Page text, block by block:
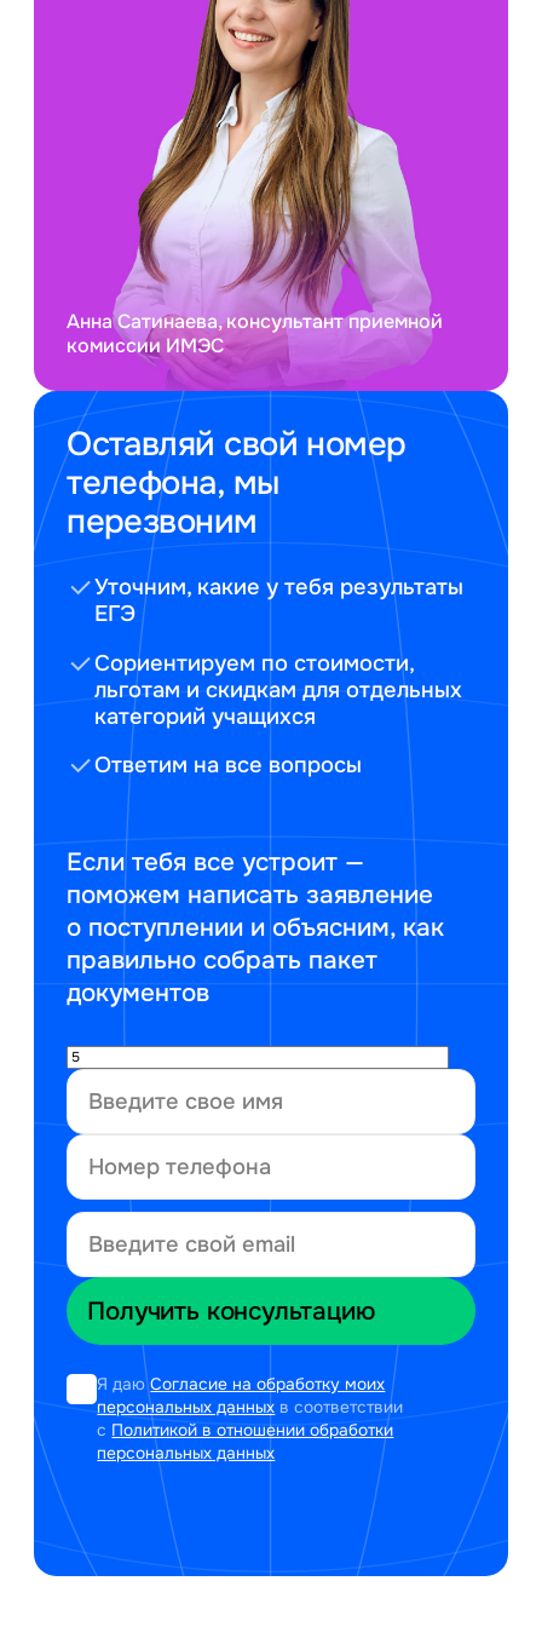
Оставляй свой номер
телефона, мы
перезвоним
Уточним, какие у тебя результаты
ЕГЭ
Сориентируем по стоимости,
льготам и скидкам для отдельных
категорий учащихся
Ответим на все вопросы
Если тебя все устроит —
поможем написать заявление
о поступлении и объясним, как
правильно собрать пакет
документов
Я даюСогласие на обработку моих
персональных данных в соответствии
с Политикой в отношении обработки
персональных данных
Анна Сатинаева, консультант приемной
комиссии ИМЭС